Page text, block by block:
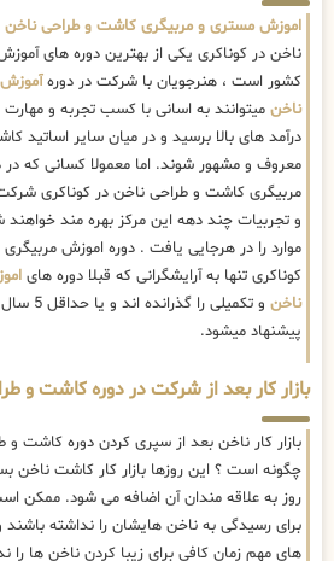
اموزش مستری و مربیگری کاشت و طراحی ناخن
ناخن در کوناکری یکی از بهترین دوره های
کشور است ، هنرجویان با شرکت در دوره
ناخن میتوانند به اسانی با کسب تجربه و
درآمد های بالا برسید و در میان سایر اساتید
معروف و مشهور شوند. اما معمولا کسانی که
مربیگری کاشت و طراحی ناخن در کوناکری
و تجربیات چند دهه این مرکز بهره مند خواهند
موارد را در هرجایی یافت . دوره اموزش
کوناکری تنها به آرایشگرانی که قبلا دوره های
ناخن
و
پیشنهاد میشود.
بازار کار بعد از شرکت در دوره کاشت و
بازار کار ناخن بعد از سپری کردن دوره کاشت و
چگونه است ؟ این روزها بازار کار کاشت ناخن
روز به علاقه مندان آن اضافه می شود. ممکن
برای رسیدگی به ناخن هایشان را نداشته
های مهم زمان کافی برای زیبا کردن ناخن ها را